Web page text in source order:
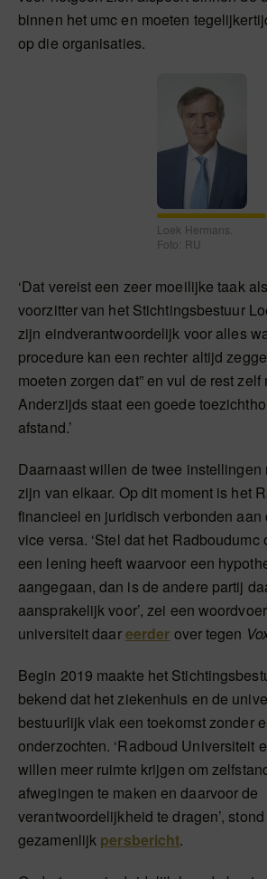
binnen het umc en moeten
op die organisaties.
Loek Hermans.
Foto: RU
‘Dat vereist een zeer moeilijke taak
voorzitter van het Stichtingsbestuur
zijn eindverantwoordelijk voor alles
procedure kan een rechter altijd
moeten zorgen dat” en vul de rest zelf
Anderzijds staat een goede
afstand.’
Daarnaast willen de twee
zijn van elkaar. Op dit moment is het
financieel en juridisch verbonden aan
vice versa. ‘Stel dat het Radboudumc
een lening heeft waarvoor een
aangegaan, dan is de andere partij
aansprakelijk voor’, zei een
universiteit daareerder over tegen
Begin 2019 maakte het
bekend dat het ziekenhuis en de
bestuurlijk vlak een toekomst zonder
onderzochten. ‘Radboud Universiteit
willen meer ruimte krijgen om
afwegingen te maken en daarvoor de
verantwoordelijkheid te dragen’,
gezamenlijk persbericht.